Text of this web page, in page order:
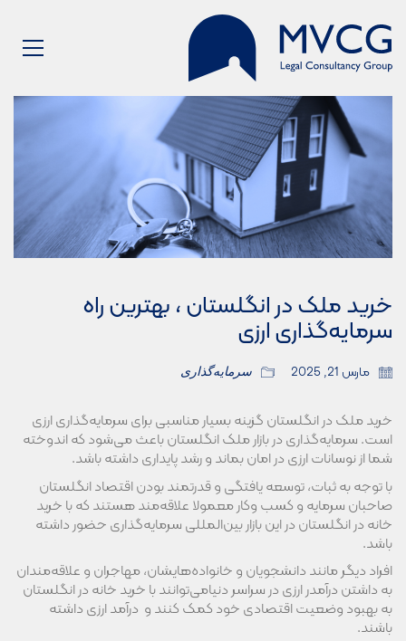
خرید ملک در انگلستان ، بهترین راه
سرمایه‌گذاری ارزی
مارس 21, 2025 سرمایه‌گذاری
خرید ملک در انگلستان گزینه بسیار مناسبی برای سرمایه‌گذاری ارزی
است. سرمایه‌گذاری در بازار ملک انگلستان باعث می‌شود که اندوخته
شما از نوسانات ارزی در امان بماند و رشد پایداری داشته باشد.
با توجه به ثبات، توسعه یافتگی و قدرتمند بودن اقتصاد انگلستان
صاحبان سرمایه و کسب وکار معمولا علاقه‌مند هستند که با خرید
خانه در انگلستان در این بازار بین‌المللی سرمایه‌گذاری حضور داشته
باشد.
افراد دیگر مانند دانشجویان و خانواده‌هایشان، مهاجران و علاقه‌مندان
به داشتن درآمدر ارزی در سراسر دنیامی‌توانند با خرید خانه در انگلستان
به بهبود وضعیت اقتصادی خود کمک کنند و درآمد ارزی داشته
باشند.